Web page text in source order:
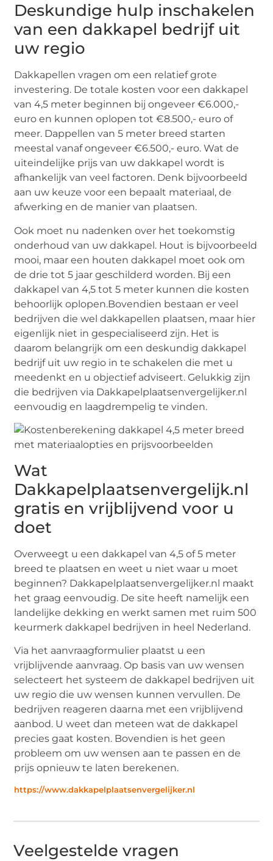
Deskundige hulp inschakelen
van een dakkapel bedrijf uit
uw regio
Dakkapellen vragen om een relatief grote
investering. De totale kosten voor een dakkapel
van 4,5 meter beginnen bij ongeveer €6.000,-
euro en kunnen oplopen tot €8.500,- euro of
meer. Dappellen van 5 meter breed starten
meestal vanaf ongeveer €6.500,- euro. Wat de
uiteindelijke prijs van uw dakkapel wordt is
afhankelijk van veel factoren. Denk bijvoorbeeld
aan uw keuze voor een bepaalt materiaal, de
afwerking en de manier van plaatsen.
Ook moet nu nadenken over het toekomstig
onderhoud van uw dakkapel. Hout is bijvoorbeeld
mooi, maar een houten dakkapel moet ook om
de drie tot 5 jaar geschilderd worden. Bij een
dakkapel van 4,5 tot 5 meter kunnen die kosten
behoorlijk oplopen.Bovendien bestaan er veel
bedrijven die wel dakkapellen plaatsen, maar hier
eigenlijk niet in gespecialiseerd zijn. Het is
daarom belangrijk om een deskundig dakkapel
bedrijf uit uw regio in te schakelen die met u
meedenkt en u objectief adviseert. Gelukkig zijn
die bedrijven via Dakkapelplaatsenvergelijker.nl
eenvoudig en laagdrempelig te vinden.
Wat
Dakkapelplaatsenvergelijk.nl
gratis en vrijblijvend voor u
doet
Overweegt u een dakkapel van 4,5 of 5 meter
breed te plaatsen en weet u niet waar u moet
beginnen? Dakkapelplaatsenvergelijker.nl maakt
het graag eenvoudig. De site heeft namelijk een
landelijke dekking en werkt samen met ruim 500
keurmerk dakkapel bedrijven in heel Nederland.
Via het aanvraagformulier plaatst u een
vrijblijvende aanvraag. Op basis van uw wensen
selecteert het systeem de dakkapel bedrijven uit
uw regio die uw wensen kunnen vervullen. De
bedrijven reageren daarna met een vrijblijvend
aanbod. U weet dan meteen wat de dakkapel
precies gaat kosten. Bovendien is het geen
probleem om uw wensen aan te passen en de
prijs opnieuw te laten berekenen.
https://www.dakkapelplaatsenvergelijker.nl
Veelgestelde vragen